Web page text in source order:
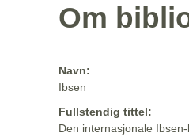
Om
Navn:
Ibsen
Fullstendig tittel:
Den internasjonale